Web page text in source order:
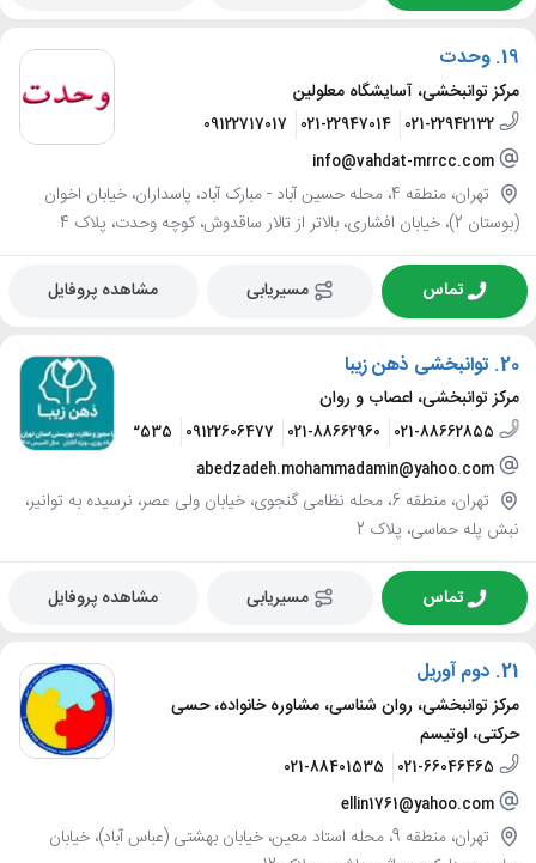
19. وحدت
مرکز توانبخشی، آسایشگاه معلولین
021-22942132
021-22947014
09122717017
info@vahdat-mrrcc.com
تهران، منطقه 4، محله حسین آباد - مبارک آباد، پاسداران، خیابان اخوان
(بوستان 2)، خیابان افشاری، بالاتر از تالار ساقدوش، کوچه وحدت، پلاک 4
تماس مسیریابی مشاهده پروفایل
20. توانبخشی ذهن زیبا
مرکز توانبخشی، اعصاب و روان
021-88662855
021-88662960
09122606477
09353643535
abedzadeh.mohammadamin@yahoo.com
تهران، منطقه 6، محله نظامی گنجوی، خیابان ولی عصر، نرسیده به توانیر،
نبش پله حماسی، پلاک 2
تماس مسیریابی مشاهده پروفایل
21. دوم آوریل
مرکز توانبخشی، روان شناسی، مشاوره خانواده، حسی
حرکتی، اوتیسم
021-66046465
021-88401535
ellin1761@yahoo.com
تهران، منطقه 9، محله استاد معین، خیابان بهشتی (عباس آباد)، خیابان